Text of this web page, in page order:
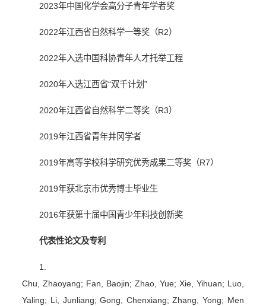
2023年中国化学会高分子青年学者奖
2022年江西省自然科学一等奖（R2）
2022年入选中国科协青年人才托举工程
2020年入选江西省“双千计划”
2020年江西省自然科学二等奖（R3）
2019年江西省青年井冈学者
2019年高等学校科学研究优秀成果二等奖（R7）
2019年获北京市优秀博士毕业生
2016年获第十届中国青少年科技创新奖
代表性论文及专利
1.
Chu, Zhaoyang; Fan, Baojin; Zhao, Yue; Xie, Yihuan; Luo,
Yaling; Li, Junliang; Gong, Chenxiang; Zhang, Yong; Men